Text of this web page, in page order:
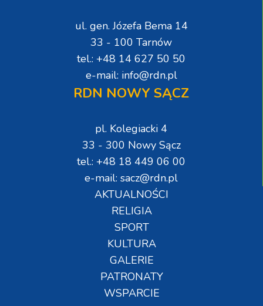
ul. gen. Józefa Bema 14
33 - 100 Tarnów
tel.: +48 14 627 50 50
e-mail: info@rdn.pl
RDN NOWY SĄCZ
pl. Kolegiacki 4
33 - 300 Nowy Sącz
tel.: +48 18 449 06 00
e-mail: sacz@rdn.pl
AKTUALNOŚCI
RELIGIA
SPORT
KULTURA
GALERIE
PATRONATY
WSPARCIE